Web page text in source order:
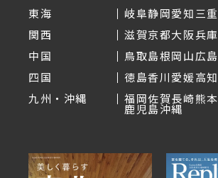
東海
岐阜静岡愛知三重
関西
滋賀京都大阪兵庫
中国
鳥取島根岡山広島
四国
徳島香川愛媛高知
九州・沖縄
福岡佐賀長崎熊本
鹿児島沖縄